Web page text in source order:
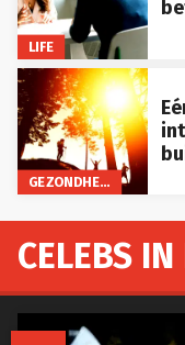
LIFE
GEZONDHEID
CELEBS